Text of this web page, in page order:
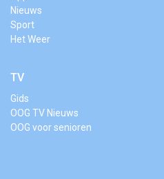
Nieuws
Sport
Het Weer
TV
Gids
OOG TV Nieuws
OOG voor senioren